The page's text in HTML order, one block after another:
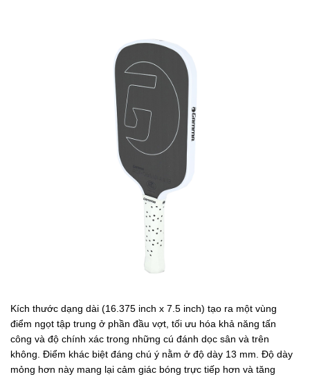
Kích thước dạng dài (16.375 inch x 7.5 inch) tạo ra một vùng
điểm ngọt tập trung ở phần đầu vợt, tối ưu hóa khả năng tấn
công và độ chính xác trong những cú đánh dọc sân và trên
không. Điểm khác biệt đáng chú ý nằm ở độ dày 13 mm. Độ dày
mỏng hơn này mang lại cảm giác bóng trực tiếp hơn và tăng